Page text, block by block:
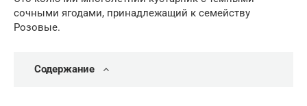
сочными ягодами, принадлежащий к семейству
Розовые.
Содержание